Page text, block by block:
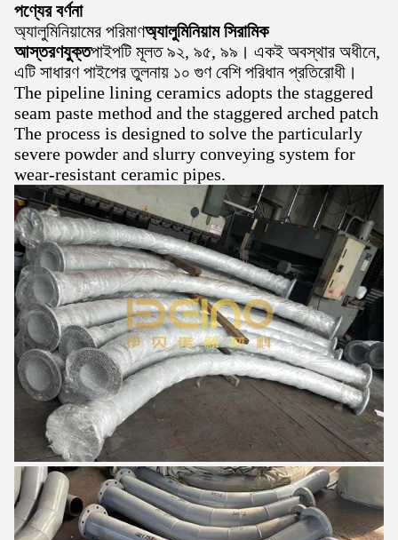
পণ্যের বর্ণনা
অ্যালুমিনিয়ামের পরিমাণঅ্যালুমিনিয়াম সিরামিক
আস্তরণযুক্তপাইপটি মূলত ৯২, ৯৫, ৯৯। একই অবস্থার অধীনে,
এটি সাধারণ পাইপের তুলনায় ১০ গুণ বেশি পরিধান প্রতিরোধী।
The pipeline lining ceramics adopts the staggered
seam paste method and the staggered arched patch
The process is designed to solve the particularly
severe powder and slurry conveying system for
wear-resistant ceramic pipes.